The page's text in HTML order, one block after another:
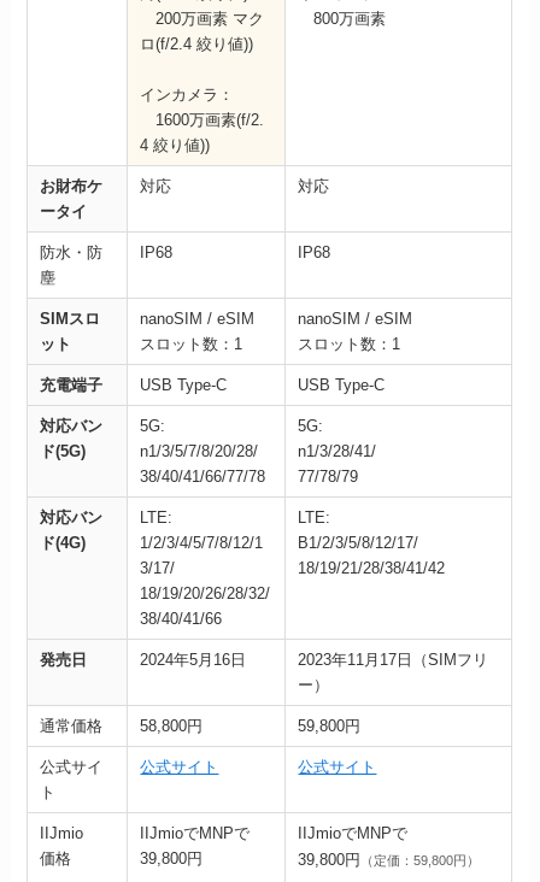
200万画素 マク
ロ(f/2.4 絞り値))
インカメラ：
1600万画素(f/2.
4 絞り値))
800万画素
お財布ケ
ータイ
対応 対応
防水・防
塵
IP68 IP68
SIMスロ
ット
nanoSIM / eSIM
スロット数：1
nanoSIM / eSIM
スロット数：1
充電端子 USB Type-C USB Type-C
対応バン
ド(5G)
5G:
n1/3/5/7/8/20/28/
38/40/41/66/77/78
5G:
n1/3/28/41/
77/78/79
対応バン
ド(4G)
LTE:
1/2/3/4/5/7/8/12/1
3/17/
18/19/20/26/28/32/
38/40/41/66
LTE:
B1/2/3/5/8/12/17/
18/19/21/28/38/41/42
発売日 2024年5月16日
2023年11月17日（SIMフリ
ー）
通常価格 58,800円 59,800円
公式サイ
ト
公式サイト 公式サイト
IIJmio
価格
IIJmioでMNPで
39,800円
IIJmioでMNPで
39,800円
（定価：59,800円）